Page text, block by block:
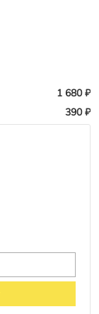
1 680 ₽
390 ₽